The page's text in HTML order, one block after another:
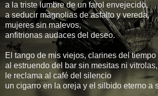
a la triste lumbre de un farol envejecido,
a seducir magnolias de asfalto y vereda,
mujeres sin malevos,
anfitrionas audaces del deseo.
El tango de mis viejos, clarines del
al estruendo del bar sin mesitas ni vitrolas,
le reclama al café del silencio
un cigarro en la oreja y el silbido eterno a